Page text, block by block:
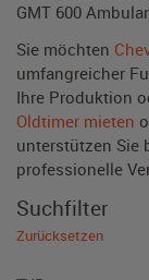
GMT 600
Sie möchten
umfangreicher
Ihre Produktion
Oldtimer mieten
unterstützen Sie
professionelle
Suchfilter
Zurücksetzen